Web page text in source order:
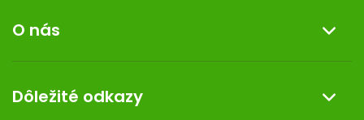
Reklamácia a vrátenie tovaru
Doprava a platba
Darček k nákupu
O nás
Kontakt
Dôležité odkazy